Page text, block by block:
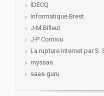
IDECQ
Informatique Brest
J-M Billaut
J-P Corniou
La rupture internet par
mysaas
saas-guru